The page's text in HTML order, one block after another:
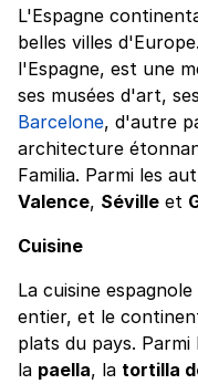
L'Espagne
belles villes d'Europe.
l'Espagne, est une
ses musées d'art,
Barcelone, d'autre
architecture
Familia. Parmi les
Valence, Séville et
Cuisine
La cuisine
entier, et le
plats du pays.
la paella, la tortilla